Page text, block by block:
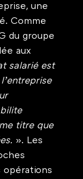
une
Comme
du groupe
aux
salarié est
titre que
». Les
opérations